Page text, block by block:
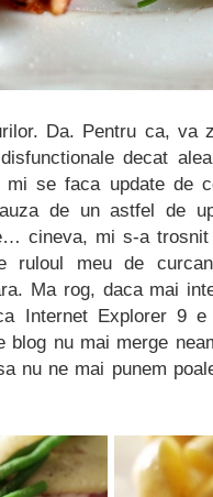
Da. Pentru ca, va
decat
mi se faca update de
de un astfel de
cineva, mi s-a
ruloul meu de
Ma rog, daca mai
Internet Explorer 9
blog nu mai merge
nu ne mai punem